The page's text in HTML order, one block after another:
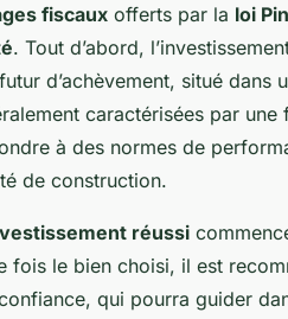
fiscaux offerts par la loi
. Tout d’abord,
d’achèvement, situé dans
caractérisées par
à des normes de
de construction.
réussi
fois le bien choisi, il est
qui pourra guider